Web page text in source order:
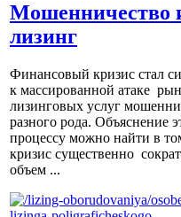
Мошенничество
лизинг
Финансовый кризис стал
к массированной атаке
лизинговых услуг
разного рода. Объяснение
процессу можно найти в
кризис существенно
объем ...